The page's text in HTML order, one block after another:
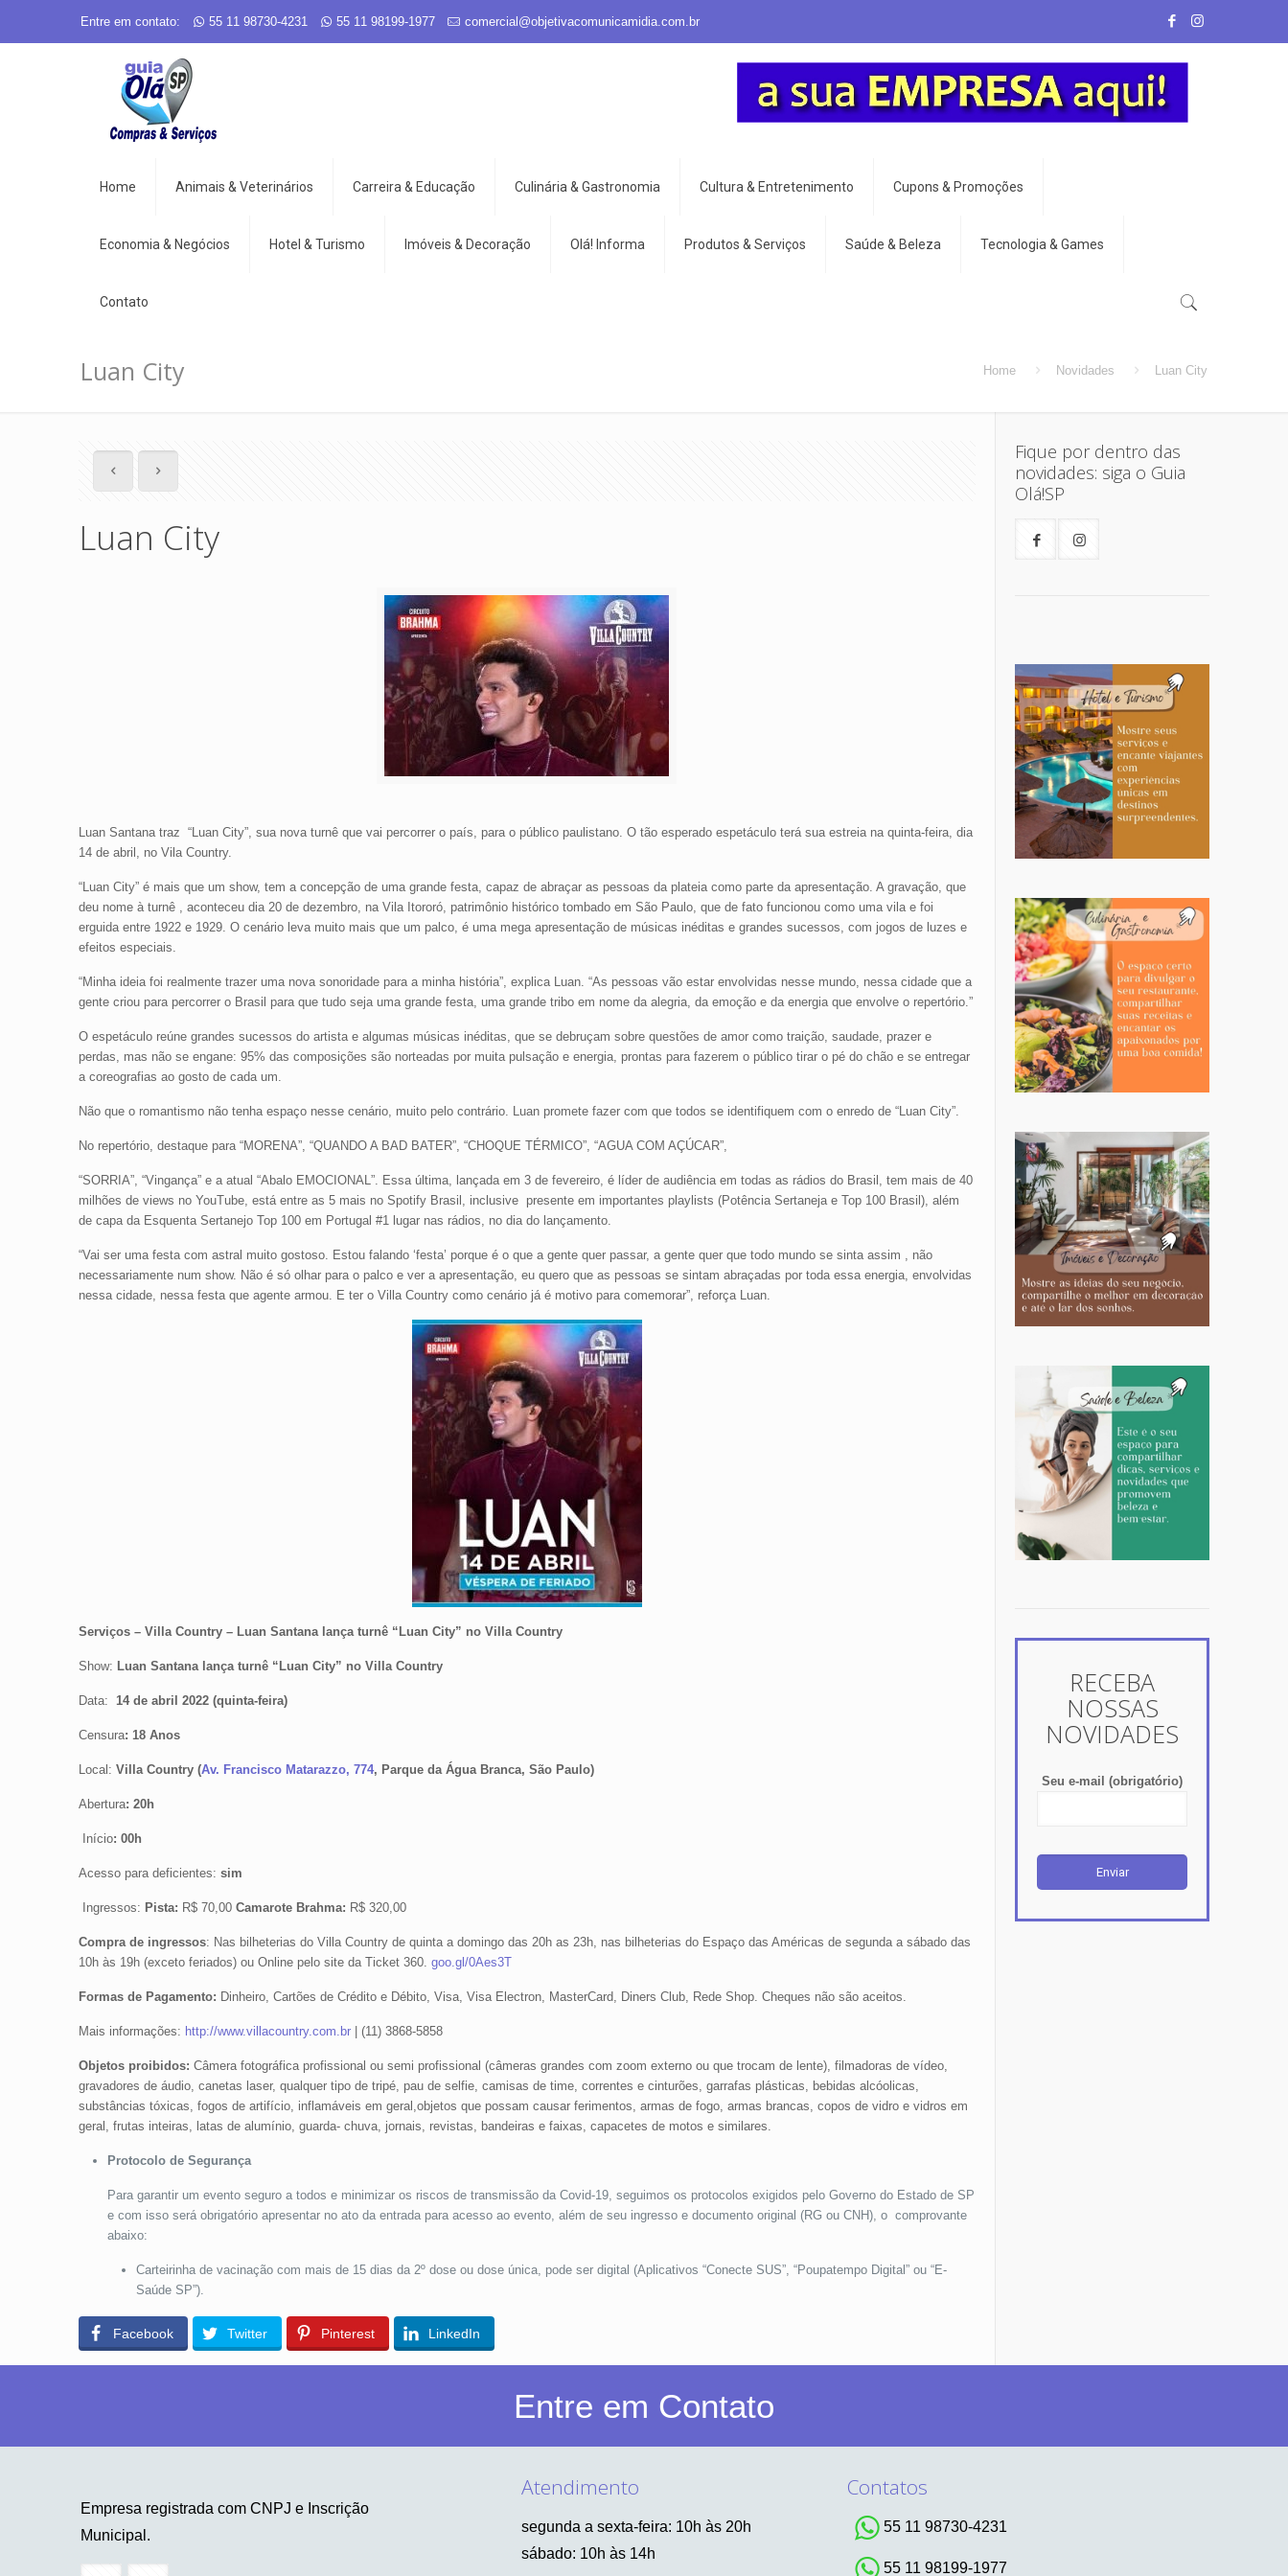
Entre em contato: 55 11 98730-4231 55 11 98199-1977 comercial@objetivacomunicamidia.com.br
Home Animais & Veterinários Carreira & Educação Culinária & Gastronomia Cultura & Entretenimento Cupons & Promoções
Economia & Negócios Hotel & Turismo Imóveis & Decoração Olá! Informa Produtos & Serviços Saúde & Beleza Tecnologia & Games
Contato
Luan City Home Novidades Luan City
Luan City
Luan Santana traz “Luan City”, sua nova turnê que vai percorrer o país, para o público paulistano. O tão esperado espetáculo terá sua estreia na quinta-feira, dia
14 de abril, no Vila Country.
“Luan City” é mais que um show, tem a concepção de uma grande festa, capaz de abraçar as pessoas da plateia como parte da apresentação. A gravação, que
deu nome à turnê , aconteceu dia 20 de dezembro, na Vila Itororó, patrimônio histórico tombado em São Paulo, que de fato funcionou como uma vila e foi
erguida entre 1922 e 1929. O cenário leva muito mais que um palco, é uma mega apresentação de músicas inéditas e grandes sucessos, com jogos de luzes e
efeitos especiais.
“Minha ideia foi realmente trazer uma nova sonoridade para a minha história”, explica Luan. “As pessoas vão estar envolvidas nesse mundo, nessa cidade que a
gente criou para percorrer o Brasil para que tudo seja uma grande festa, uma grande tribo em nome da alegria, da emoção e da energia que envolve o repertório.”
O espetáculo reúne grandes sucessos do artista e algumas músicas inéditas, que se debruçam sobre questões de amor como traição, saudade, prazer e
perdas, mas não se engane: 95% das composições são norteadas por muita pulsação e energia, prontas para fazerem o público tirar o pé do chão e se entregar
a coreografias ao gosto de cada um.
Não que o romantismo não tenha espaço nesse cenário, muito pelo contrário. Luan promete fazer com que todos se identifiquem com o enredo de “Luan City”.
No repertório, destaque para “MORENA”, “QUANDO A BAD BATER”, “CHOQUE TÉRMICO”, “AGUA COM AÇÚCAR”,
“SORRIA”, “Vingança” e a atual “Abalo EMOCIONAL”. Essa última, lançada em 3 de fevereiro, é líder de audiência em todas as rádios do Brasil, tem mais de 40
milhões de views no YouTube, está entre as 5 mais no Spotify Brasil, inclusive presente em importantes playlists (Potência Sertaneja e Top 100 Brasil), além
de capa da Esquenta Sertanejo Top 100 em Portugal #1 lugar nas rádios, no dia do lançamento.
“Vai ser uma festa com astral muito gostoso. Estou falando ‘festa’ porque é o que a gente quer passar, a gente quer que todo mundo se sinta assim , não
necessariamente num show. Não é só olhar para o palco e ver a apresentação, eu quero que as pessoas se sintam abraçadas por toda essa energia, envolvidas
nessa cidade, nessa festa que agente armou. E ter o Villa Country como cenário já é motivo para comemorar”, reforça Luan.
Serviços – Villa Country – Luan Santana lança turnê “Luan City” no Villa Country
Show: Luan Santana lança turnê “Luan City” no Villa Country
Data: 14 de abril 2022 (quinta-feira)
Censura: 18 Anos
Local: Villa Country (Av. Francisco Matarazzo, 774, Parque da Água Branca, São Paulo)
Abertura: 20h
Início: 00h
Acesso para deficientes: sim
Ingressos: Pista: R$ 70,00 Camarote Brahma: R$ 320,00
Compra de ingressos: Nas bilheterias do Villa Country de quinta a domingo das 20h as 23h, nas bilheterias do Espaço das Américas de segunda a sábado das
10h às 19h (exceto feriados) ou Online pelo site da Ticket 360. goo.gl/0Aes3T
Formas de Pagamento: Dinheiro, Cartões de Crédito e Débito, Visa, Visa Electron, MasterCard, Diners Club, Rede Shop. Cheques não são aceitos.
Mais informações: http://www.villacountry.com.br| (11) 3868-5858
Objetos proibidos: Câmera fotográfica profissional ou semi profissional (câmeras grandes com zoom externo ou que trocam de lente), filmadoras de vídeo,
gravadores de áudio, canetas laser, qualquer tipo de tripé, pau de selfie, camisas de time, correntes e cinturões, garrafas plásticas, bebidas alcóolicas,
substâncias tóxicas, fogos de artifício, inflamáveis em geral,objetos que possam causar ferimentos, armas de fogo, armas brancas, copos de vidro e vidros em
geral, frutas inteiras, latas de alumínio, guarda- chuva, jornais, revistas, bandeiras e faixas, capacetes de motos e similares.
Protocolo de Segurança
Para garantir um evento seguro a todos e minimizar os riscos de transmissão da Covid-19, seguimos os protocolos exigidos pelo Governo do Estado de SP
e com isso será obrigatório apresentar no ato da entrada para acesso ao evento, além de seu ingresso e documento original (RG ou CNH), o comprovante
abaixo:
Carteirinha de vacinação com mais de 15 dias da 2º dose ou dose única, pode ser digital (Aplicativos “Conecte SUS”, “Poupatempo Digital” ou “E-
Saúde SP”).
Facebook Twitter Pinterest LinkedIn
Fique por dentro das
novidades: siga o Guia
Olá!SP
RECEBA
NOSSAS
NOVIDADES
Seu e-mail (obrigatório)
Entre em Contato
Empresa registrada com CNPJ e Inscrição
Municipal.
Atendimento
segunda a sexta-feira: 10h às 20h
sábado: 10h às 14h
Contatos
55 11 98730-4231
55 11 98199-1977